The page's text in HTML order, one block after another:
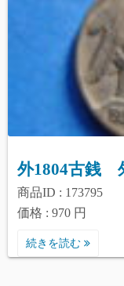
外1804古銭
商品ID : 173795
価格 : 970 円
続きを読む